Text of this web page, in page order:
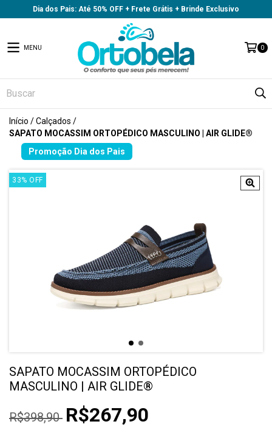
Dia dos Pais: Até 50% OFF + Frete Grátis + Brinde Exclusivo
MENU 0
Início /Calçados /
SAPATO MOCASSIM ORTOPÉDICO MASCULINO | AIR GLIDE®
33% OFF
SAPATO MOCASSIM ORTOPÉDICO
MASCULINO | AIR GLIDE®
R$398,90 R$267,90